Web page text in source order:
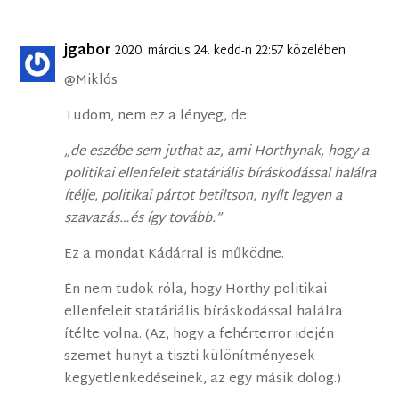
jgabor 2020. március 24. kedd-n 22:57 közelében
@Miklós
Tudom, nem ez a lényeg, de:
„de eszébe sem juthat az, ami Horthynak, hogy a
politikai ellenfeleit statáriális bíráskodással halálra
ítélje, politikai pártot betiltson, nyílt legyen a
szavazás…és így tovább.”
Ez a mondat Kádárral is működne.
Én nem tudok róla, hogy Horthy politikai
ellenfeleit statáriális bíráskodással halálra
ítélte volna. (Az, hogy a fehérterror idején
szemet hunyt a tiszti különítményesek
kegyetlenkedéseinek, az egy másik dolog.)